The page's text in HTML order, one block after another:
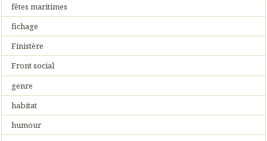
fêtes maritimes
fichage
Finistère
Front social
genre
habitat
humour